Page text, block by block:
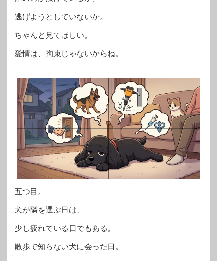
逃げようとしていないか。
ちゃんと見てほしい。
愛情は、拘束じゃないからね。
五つ目。
犬が隣を選ぶ日は、
少し疲れている日でもある。
散歩で知らない犬に会った日。